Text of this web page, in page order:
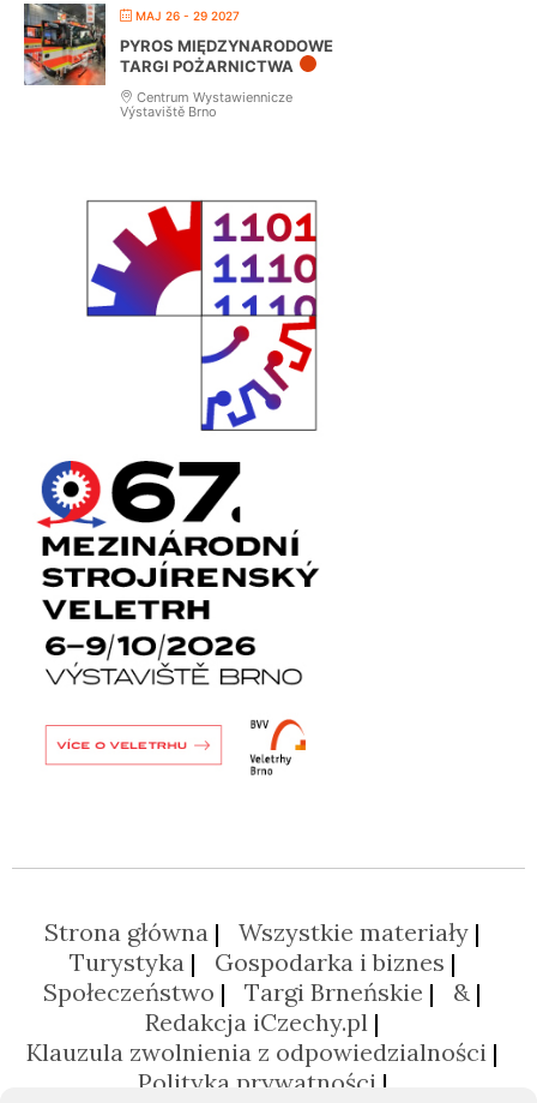
MAJ 26 - 29 2027
PYROS MIĘDZYNARODOWE
TARGI POŻARNICTWA
Centrum Wystawiennicze
Výstaviště Brno
Strona główna
Wszystkie materiały
Turystyka
Gospodarka i biznes
Społeczeństwo
Targi Brneńskie
&
Redakcja iCzechy.pl
Klauzula zwolnienia z odpowiedzialności
Polityka prywatności